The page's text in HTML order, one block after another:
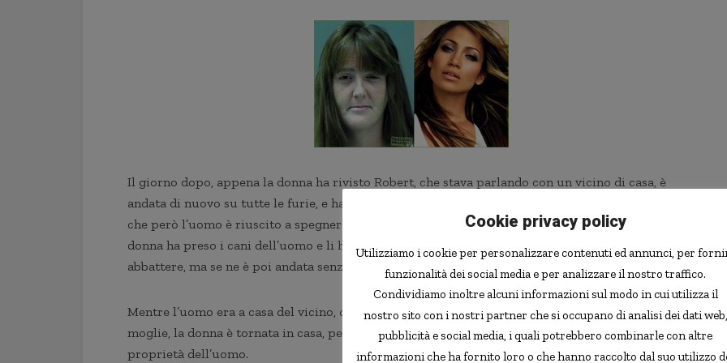
Il giorno dopo, appena la donna ha rivisto Robert, che stava parlando con un vicino di casa, è
andata di nuovo su tutte le furie, e ha appiccato il fuoco ad un go-kart di proprietà del marito,
che però l’uomo è riuscito a spegnere velocemente. Mentre Robert si occupava le fiamme, la
donna ha preso i cani dell’uomo e li ha caricati in macchina, minacciando di portarli a fare
abbattere, ma se ne è poi andata senza né auto né animali, non senza dare un pugno al marito.
Mentre l’uomo era a casa del vicino, che aveva chiesto notizie dello strano comportamento della
moglie, la donna è tornata in casa, per dare alle fiamme la vasca idromassaggio e una barca di
proprietà dell’uomo.
Cookie privacy policy
Utilizziamo i cookie per personalizzare contenuti ed annunci, per
funzionalità dei social media e per analizzare il nostro traffico.
Condividiamo inoltre alcuni informazioni sul modo in cui utilizza il
nostro sito con i nostri partner che si occupano di analisi dei dati web,
pubblicità e social media, i quali potrebbero combinarle con altre
informazioni che ha fornito loro o che hanno raccolto dal suo utilizzo